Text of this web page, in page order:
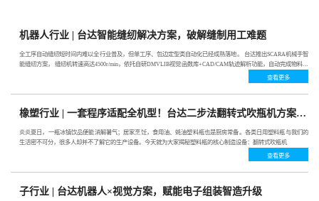
机器人行业 | 台达智能缝纫解决方案，破解缝制用工难题
全工序自动缝纫短时间内难以全行业普及，但单工序、包边定型类自动化已经成熟落地。 台达推出SCARA机械手智
能缝纫方案， 缝纫机转速高达4500r/min，依托自研DMVLIB视觉函数库+CAD/CAM轨迹解析功能，自动完成物料定
查看更多
橡塑行业 | 一套程序适配全机型！台达二步法翻转式吹瓶机方案来了
炎炎夏日，一瓶冰镇饮品便能消解暑气；居家烹饪，食用油、蚝油塑料瓶也是厨房常备。各类日用塑料瓶与我们的
生活密不可分，很多人却并不了解它的生产设备。今天就为大家揭秘塑料瓶的核心制造设备：翻转式吹瓶机
查看更多
子行业 | 台达机器人×视觉方案，赋能电子组装智造升级